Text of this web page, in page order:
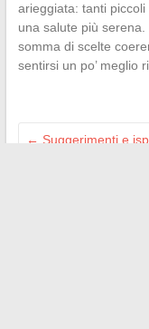
arieggiata: tanti
una salute più
somma di scelte
sentirsi un po’ meglio
← Suggerimenti e